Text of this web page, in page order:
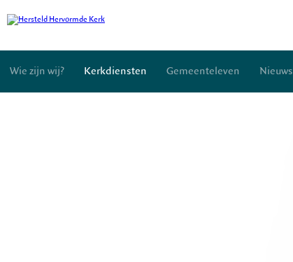
Wie zijn wij? Kerkdiensten Gemeenteleven Nieuws